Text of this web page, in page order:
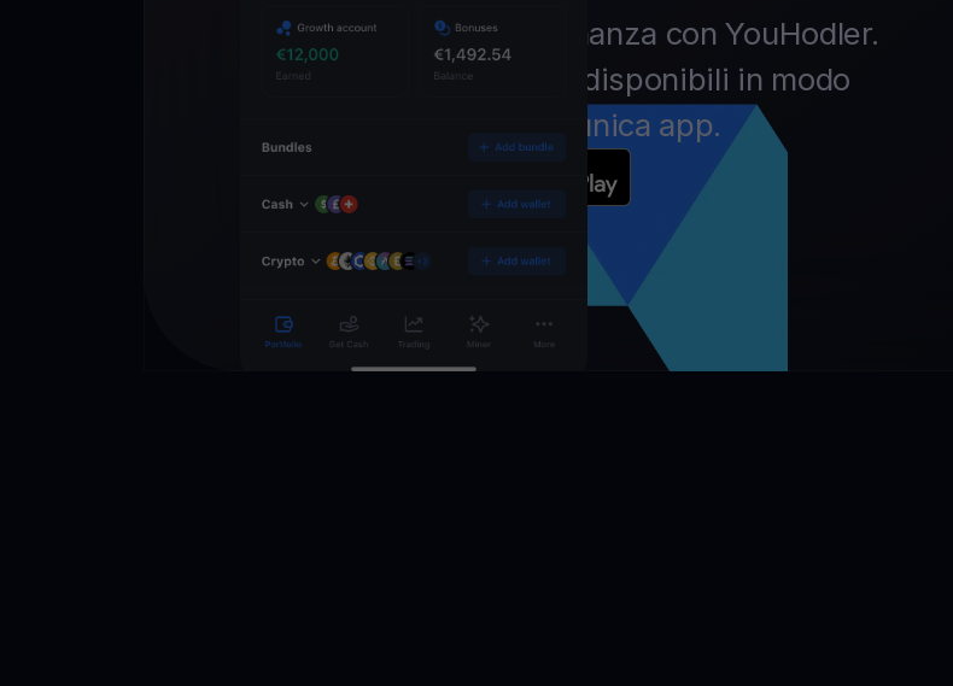
Sblocca il futuro della finanza con YouHodler.
Accedi ai servizi crypto disponibili in modo
semplice e sicuro in un’unica app.